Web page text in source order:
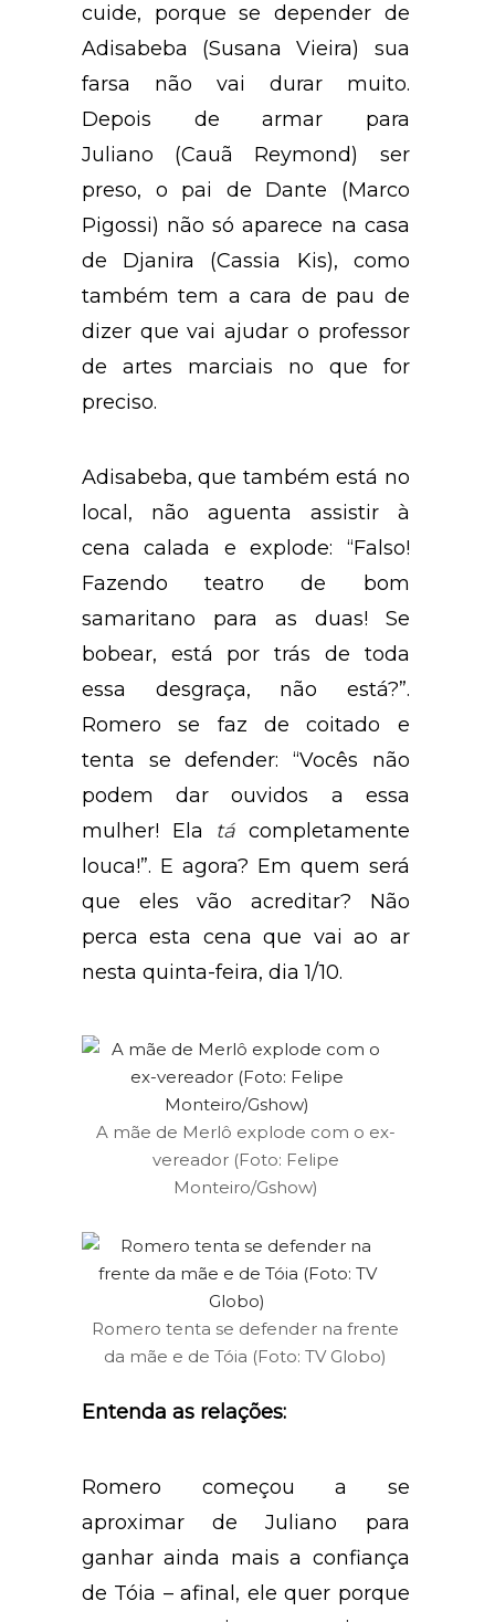
cuide, porque se depender de
Adisabeba (Susana Vieira) sua
farsa não vai durar muito.
Depois de armar para
Juliano (Cauã Reymond) ser
preso, o pai de Dante (Marco
Pigossi) não só aparece na casa
de Djanira (Cassia Kis), como
também tem a cara de pau de
dizer que vai ajudar o professor
de artes marciais no que for
preciso.
Adisabeba, que também está no
local, não aguenta assistir à
cena calada e explode: “Falso!
Fazendo teatro de bom
samaritano para as duas! Se
bobear, está por trás de toda
essa desgraça, não está?”.
Romero se faz de coitado e
tenta se defender: “Vocês não
podem dar ouvidos a essa
mulher! Ela tá completamente
louca!”. E agora? Em quem será
que eles vão acreditar? Não
perca esta cena que vai ao ar
nesta quinta-feira, dia 1/10.
A mãe de Merlô explode com o ex-
vereador (Foto: Felipe
Monteiro/Gshow)
Romero tenta se defender na frente
da mãe e de Tóia (Foto: TV Globo)
Entenda as relações:
Romero começou a se
aproximar de Juliano para
ganhar ainda mais a confiança
de Tóia – afinal, ele quer porque